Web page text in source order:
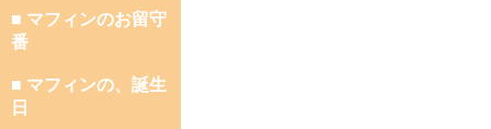
■ マフィンのお留守
番
■ マフィンの、誕生
日